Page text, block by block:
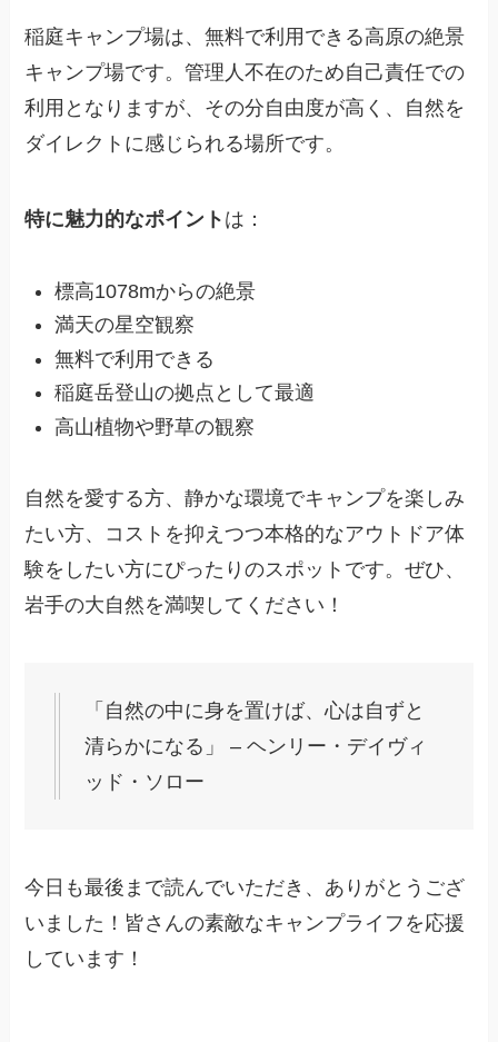
稲庭キャンプ場は、無料で利用できる高原の絶景
キャンプ場です。管理人不在のため自己責任での
利用となりますが、その分自由度が高く、自然を
ダイレクトに感じられる場所です。
特に魅力的なポイント は：
標高1078mからの絶景
満天の星空観察
無料で利用できる
稲庭岳登山の拠点として最適
高山植物や野草の観察
自然を愛する方、静かな環境でキャンプを楽しみ
たい方、コストを抑えつつ本格的なアウトドア体
験をしたい方にぴったりのスポットです。ぜひ、
岩手の大自然を満喫してください！
「自然の中に身を置けば、心は自ずと
清らかになる」 – ヘンリー・デイヴィ
ッド・ソロー
今日も最後まで読んでいただき、ありがとうござ
いました！皆さんの素敵なキャンプライフを応援
しています！